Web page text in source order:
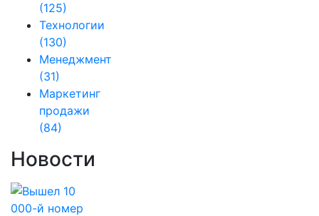
(125)
Технологии
(130)
Менеджмент
(31)
Маркетинг
продажи
(84)
Новости